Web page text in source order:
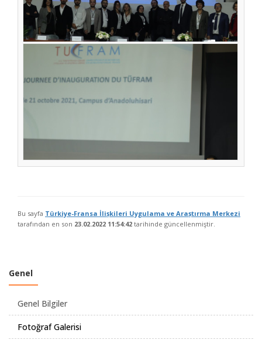
Bu sayfa Türkiye-Fransa İlișkileri Uygulama ve Araștırma Merkezi
tarafından en son 23.02.2022 11:54:42 tarihinde güncellenmiştir.
Genel
Genel Bilgiler
Fotoğraf Galerisi